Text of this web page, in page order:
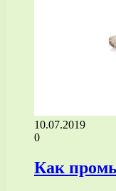
10.07.2019
0
Как